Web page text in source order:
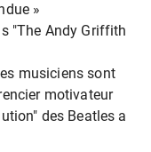
»
"The Andy Griffith
musiciens sont
motivateur
des Beatles a